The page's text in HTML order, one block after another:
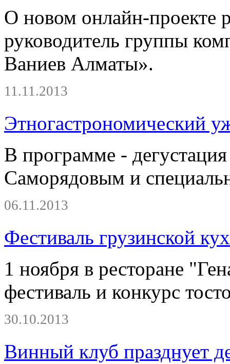
О новом онлайн-проекте
руководитель группы
Ваниев Алматы».
11.11.2013
Этногастрономический
В программе -
Саморядовым и
06.11.2013
Фестиваль грузинской
1 ноября в ресторане
фестиваль и конкурс
30.10.2013
Винный клуб празднует